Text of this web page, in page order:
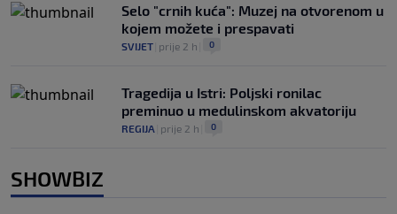
Selo "crnih kuća": Muzej na otvorenom u
kojem možete i prespavati
SVIJET prije 2 h 0
Tragedija u Istri: Poljski ronilac
preminuo u medulinskom akvatoriju
REGIJA prije 2 h 0
SHOWBIZ